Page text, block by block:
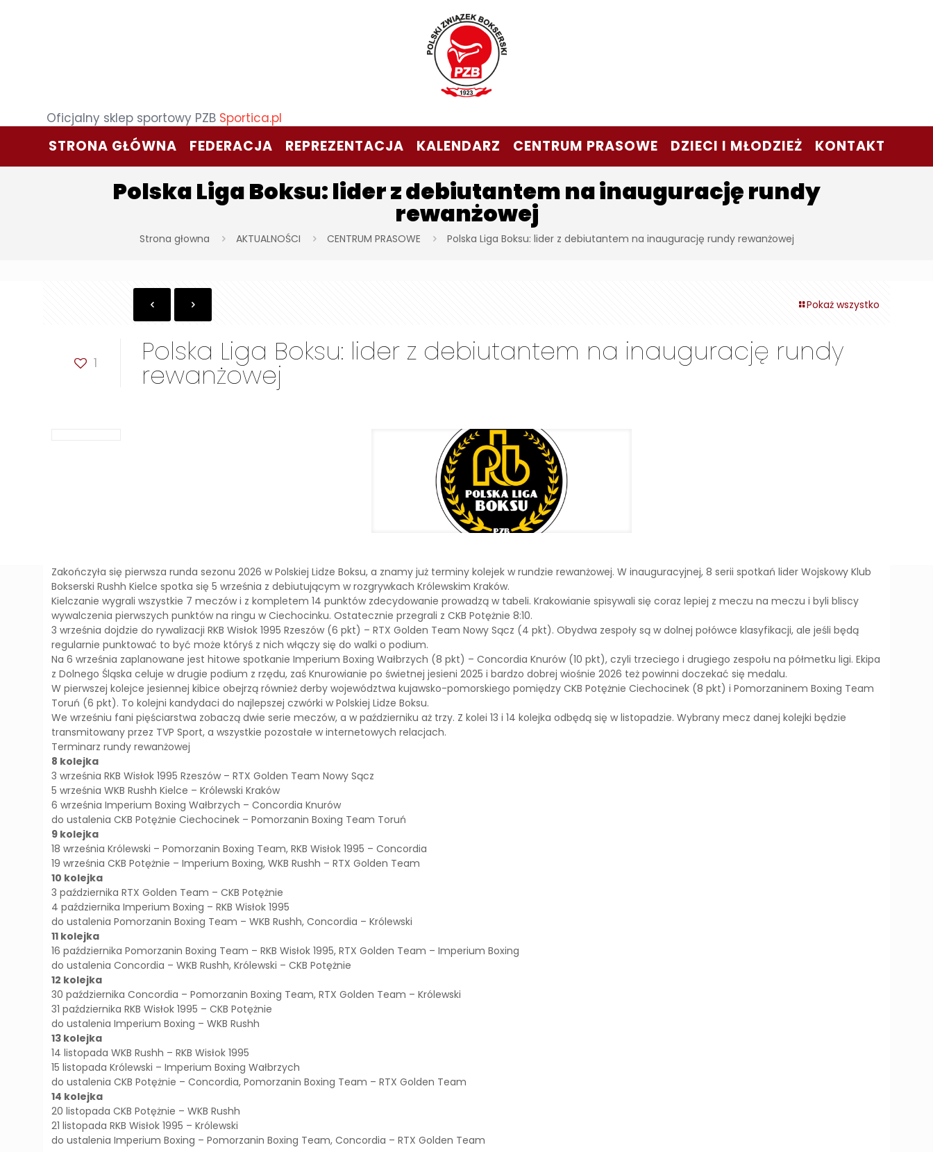
Oficjalny sklep sportowy PZB Sportica.pl
STRONA GŁÓWNA FEDERACJA REPREZENTACJA KALENDARZ CENTRUM PRASOWE DZIECI I MŁODZIEŻ KONTAKT
Polska Liga Boksu: lider z debiutantem na inaugurację rundy
rewanżowej
Strona głowna AKTUALNOŚCI CENTRUM PRASOWE Polska Liga Boksu: lider z debiutantem na inaugurację rundy rewanżowej
Pokaż wszystko
1 Polska Liga Boksu: lider z debiutantem na inaugurację rundy
rewanżowej
Zakończyła się pierwsza runda sezonu 2026 w Polskiej Lidze Boksu, a znamy już terminy kolejek w rundzie rewanżowej. W inauguracyjnej, 8 serii spotkań lider Wojskowy Klub
Bokserski Rushh Kielce spotka się 5 września z debiutującym w rozgrywkach Królewskim Kraków.
Kielczanie wygrali wszystkie 7 meczów i z kompletem 14 punktów zdecydowanie prowadzą w tabeli. Krakowianie spisywali się coraz lepiej z meczu na meczu i byli bliscy
wywalczenia pierwszych punktów na ringu w Ciechocinku. Ostatecznie przegrali z CKB Potężnie 8:10.
3 września dojdzie do rywalizacji RKB Wisłok 1995 Rzeszów (6 pkt) – RTX Golden Team Nowy Sącz (4 pkt). Obydwa zespoły są w dolnej połówce klasyfikacji, ale jeśli będą
regularnie punktować to być może któryś z nich włączy się do walki o podium.
Na 6 września zaplanowane jest hitowe spotkanie Imperium Boxing Wałbrzych (8 pkt) – Concordia Knurów (10 pkt), czyli trzeciego i drugiego zespołu na półmetku ligi. Ekipa
z Dolnego Śląska celuje w drugie podium z rzędu, zaś Knurowianie po świetnej jesieni 2025 i bardzo dobrej wiośnie 2026 też powinni doczekać się medalu.
W pierwszej kolejce jesiennej kibice obejrzą również derby województwa kujawsko-pomorskiego pomiędzy CKB Potężnie Ciechocinek (8 pkt) i Pomorzaninem Boxing Team
Toruń (6 pkt). To kolejni kandydaci do najlepszej czwórki w Polskiej Lidze Boksu.
We wrześniu fani pięściarstwa zobaczą dwie serie meczów, a w październiku aż trzy. Z kolei 13 i 14 kolejka odbędą się w listopadzie. Wybrany mecz danej kolejki będzie
transmitowany przez TVP Sport, a wszystkie pozostałe w internetowych relacjach.
Terminarz rundy rewanżowej
8 kolejka
3 września RKB Wisłok 1995 Rzeszów – RTX Golden Team Nowy Sącz
5 września WKB Rushh Kielce – Królewski Kraków
6 września Imperium Boxing Wałbrzych – Concordia Knurów
do ustalenia CKB Potężnie Ciechocinek – Pomorzanin Boxing Team Toruń
9 kolejka
18 września Królewski – Pomorzanin Boxing Team, RKB Wisłok 1995 – Concordia
19 września CKB Potężnie – Imperium Boxing, WKB Rushh – RTX Golden Team
10 kolejka
3 października RTX Golden Team – CKB Potężnie
4 października Imperium Boxing – RKB Wisłok 1995
do ustalenia Pomorzanin Boxing Team – WKB Rushh, Concordia – Królewski
11 kolejka
16 października Pomorzanin Boxing Team – RKB Wisłok 1995, RTX Golden Team – Imperium Boxing
do ustalenia Concordia – WKB Rushh, Królewski – CKB Potężnie
12 kolejka
30 października Concordia – Pomorzanin Boxing Team, RTX Golden Team – Królewski
31 października RKB Wisłok 1995 – CKB Potężnie
do ustalenia Imperium Boxing – WKB Rushh
13 kolejka
14 listopada WKB Rushh – RKB Wisłok 1995
15 listopada Królewski – Imperium Boxing Wałbrzych
do ustalenia CKB Potężnie – Concordia, Pomorzanin Boxing Team – RTX Golden Team
14 kolejka
20 listopada CKB Potężnie – WKB Rushh
21 listopada RKB Wisłok 1995 – Królewski
do ustalenia Imperium Boxing – Pomorzanin Boxing Team, Concordia – RTX Golden Team